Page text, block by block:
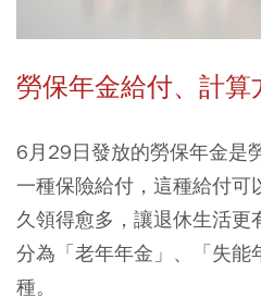
勞保年金給付、計算
6月29日發放的勞保年金是
一種保險給付，這種給付可
久領得愈多，讓退休生活更
分為「老年年金」、「失能
種。